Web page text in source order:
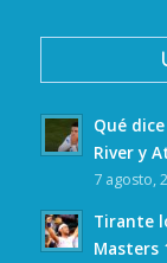
Qué
River y
7 agosto,
Tirante
Masters